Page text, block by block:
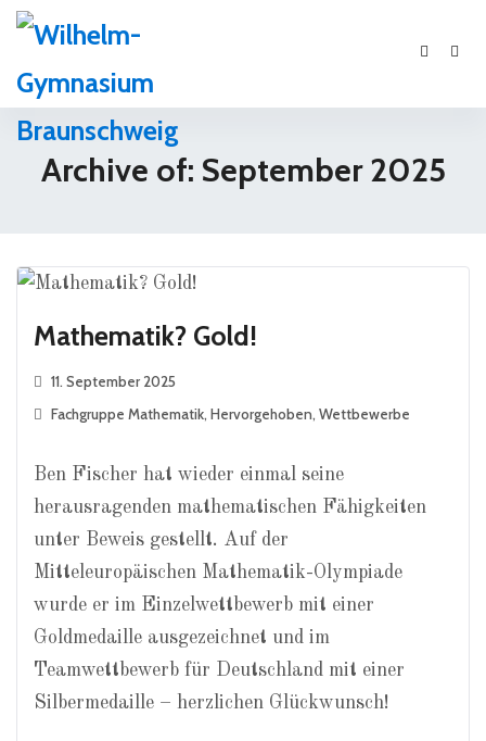
Archive of: September 2025
Mathematik? Gold!
11. September 2025
Fachgruppe Mathematik, Hervorgehoben, Wettbewerbe
Ben Fischer hat wieder einmal seine
herausragenden mathematischen Fähigkeiten
unter Beweis gestellt. Auf der
Mitteleuropäischen Mathematik-Olympiade
wurde er im Einzelwettbewerb mit einer
Goldmedaille ausgezeichnet und im
Teamwettbewerb für Deutschland mit einer
Silbermedaille – herzlichen Glückwunsch!